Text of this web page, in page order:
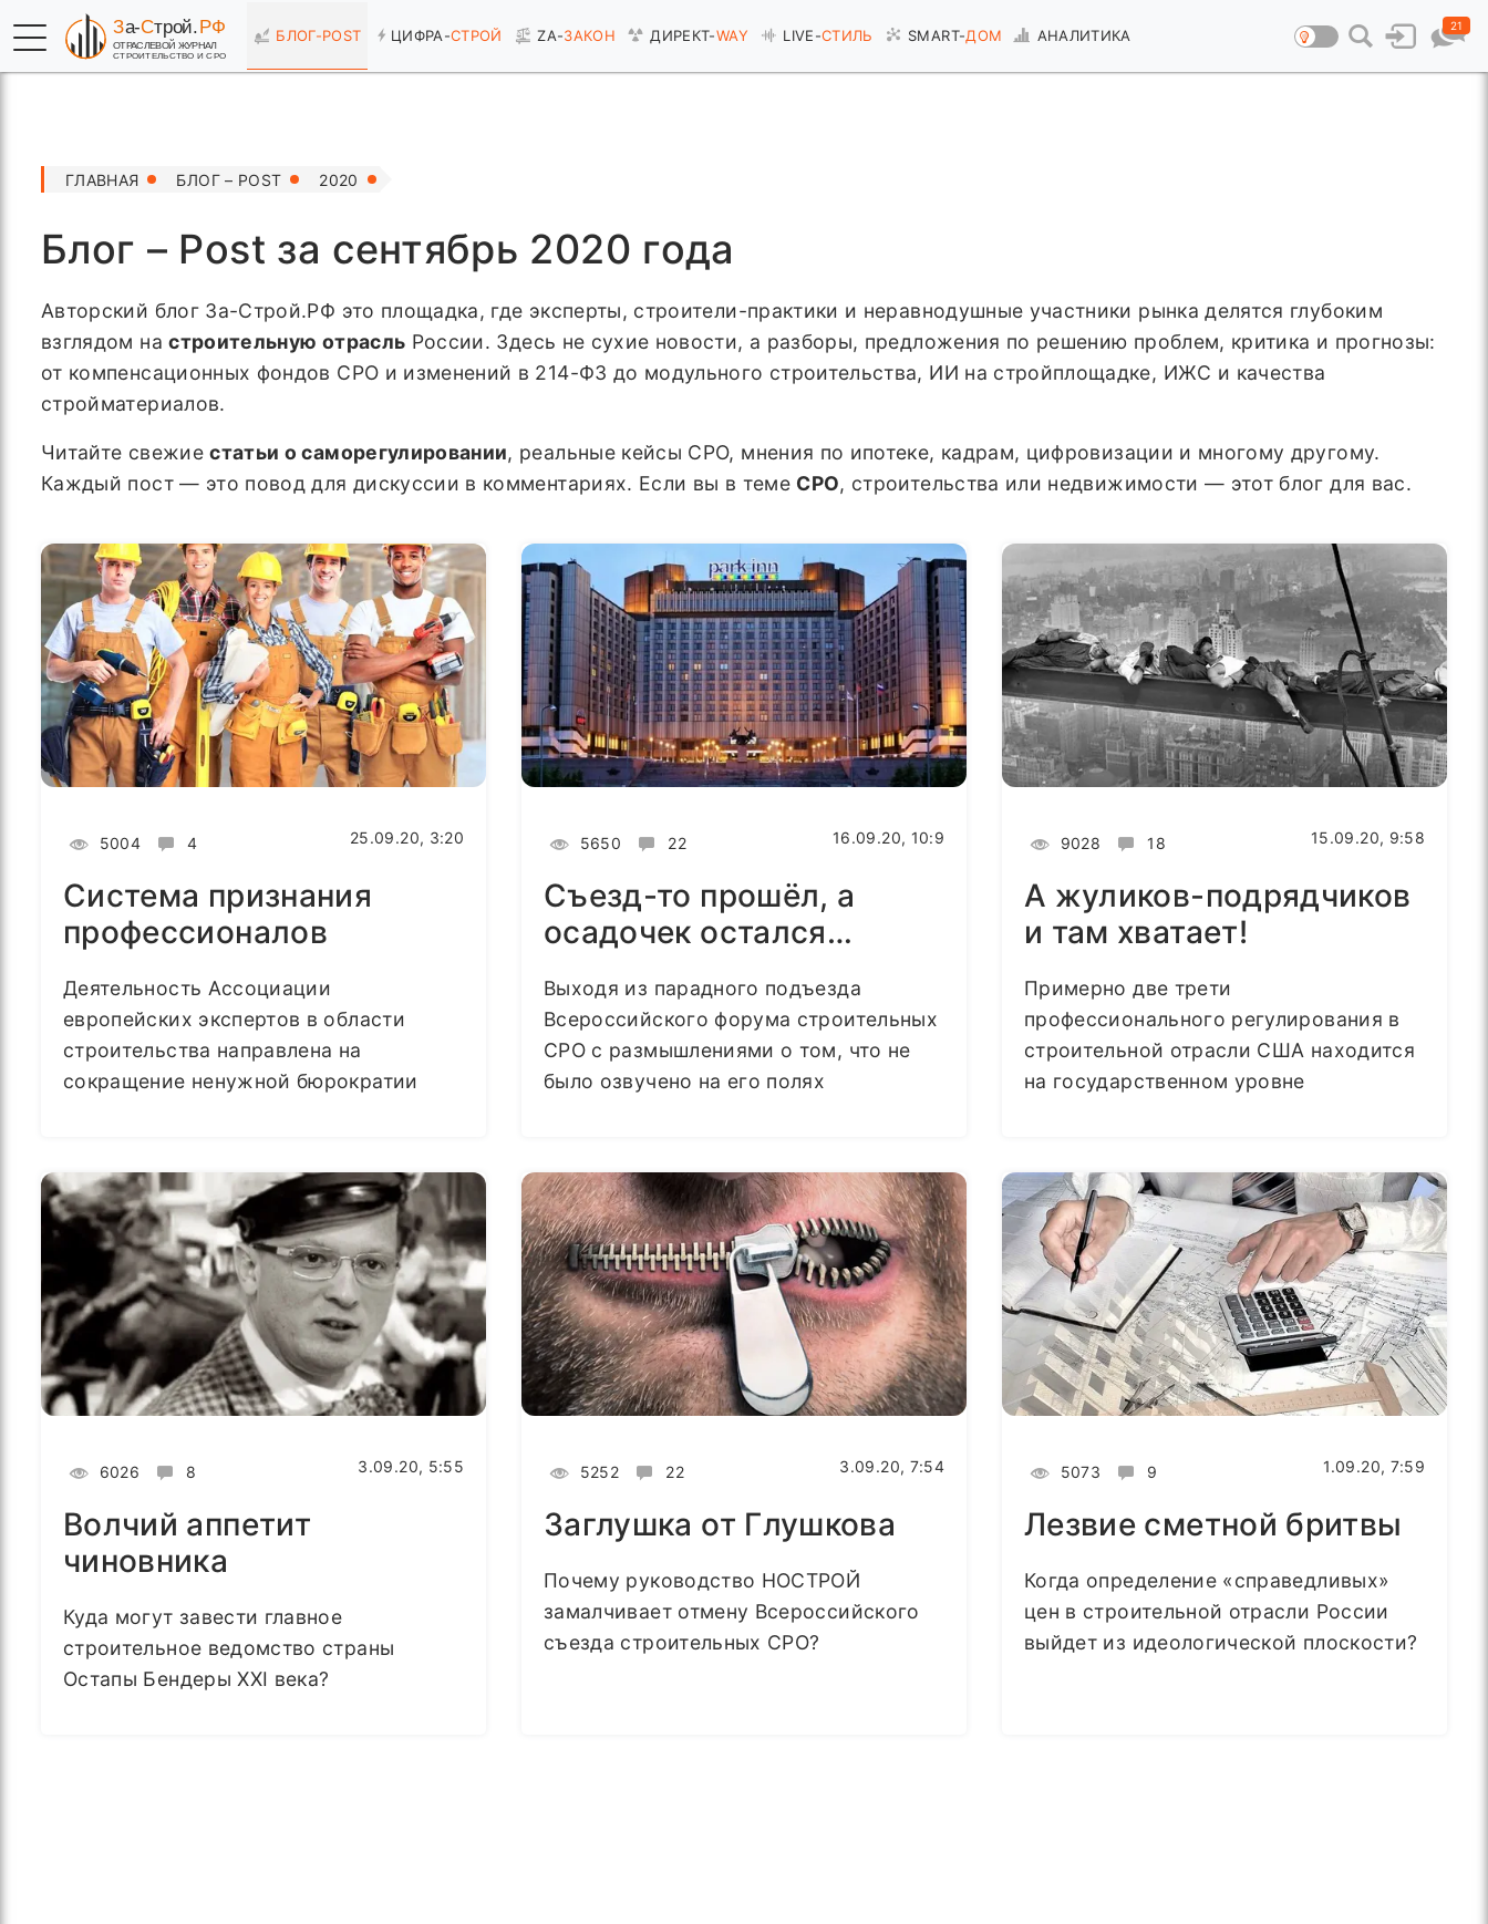
БЛОГ-POST ЦИФРА-СТРОЙ ZA-ЗАКОН ДИРЕКТ-WAY LIVE-СТИЛЬ SMART-ДОМ АНАЛИТИКА
21
ГЛАВНАЯ БЛОГ – POST 2020
Блог – Post за сентябрь 2020 года
Авторский блог За-Строй.РФ это площадка, где эксперты, строители-практики и неравнодушные участники рынка делятся глубоким
взглядом настроительную отрасль России. Здесь не сухие новости, а разборы, предложения по решению проблем, критика и прогнозы:
от компенсационных фондов СРО и изменений в 214-ФЗ до модульного строительства, ИИ на стройплощадке, ИЖС и качества
стройматериалов.
Читайте свежиестатьи о саморегулировании, реальные кейсы СРО, мнения по ипотеке, кадрам, цифровизации и многому другому.
Каждый пост — это повод для дискуссии в комментариях. Если вы в теме СРО, строительства или недвижимости — этот блог для вас.
5004 4 25.09.20, 3:20
Система признания
профессионалов
Деятельность Ассоциации
европейских экспертов в области
строительства направлена на
сокращение ненужной бюрократии
5650 22 16.09.20, 10:9
Съезд-то прошёл, а
осадочек остался…
Выходя из парадного подъезда
Всероссийского форума строительных
СРО с размышлениями о том, что не
было озвучено на его полях
9028 18 15.09.20, 9:58
А жуликов-подрядчиков
и там хватает!
Примерно две трети
профессионального регулирования в
строительной отрасли США находится
на государственном уровне
6026 8 3.09.20, 5:55
Волчий аппетит
чиновника
Куда могут завести главное
строительное ведомство страны
Остапы Бендеры XXI века?
5252 22 3.09.20, 7:54
Заглушка от Глушкова
Почему руководство НОСТРОЙ
замалчивает отмену Всероссийского
съезда строительных СРО?
5073 9 1.09.20, 7:59
Лезвие сметной бритвы
Когда определение «справедливых»
цен в строительной отрасли России
выйдет из идеологической плоскости?